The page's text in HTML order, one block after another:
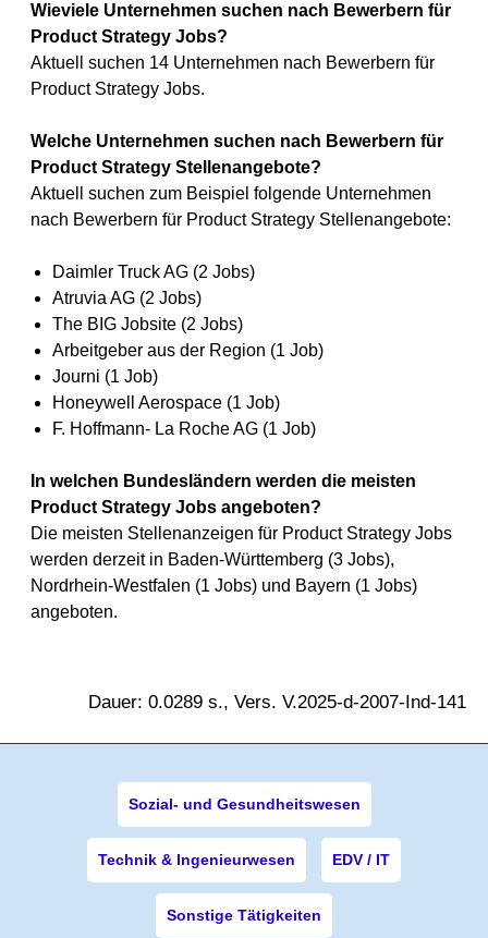
Wieviele Unternehmen suchen nach Bewerbern für
Product Strategy Jobs?
Aktuell suchen 14 Unternehmen nach Bewerbern für
Product Strategy Jobs.
Welche Unternehmen suchen nach Bewerbern für
Product Strategy Stellenangebote?
Aktuell suchen zum Beispiel folgende Unternehmen
nach Bewerbern für Product Strategy Stellenangebote:
Daimler Truck AG (2 Jobs)
Atruvia AG (2 Jobs)
The BIG Jobsite (2 Jobs)
Arbeitgeber aus der Region (1 Job)
Journi (1 Job)
Honeywell Aerospace (1 Job)
F. Hoffmann- La Roche AG (1 Job)
In welchen Bundesländern werden die meisten
Product Strategy Jobs angeboten?
Die meisten Stellenanzeigen für Product Strategy Jobs
werden derzeit in Baden-Württemberg (3 Jobs),
Nordrhein-Westfalen (1 Jobs) und Bayern (1 Jobs)
angeboten.
Dauer: 0.0289 s., Vers. V.2025-d-2007-Ind-141
Sozial- und Gesundheitswesen
Technik & Ingenieurwesen EDV / IT
Sonstige Tätigkeiten